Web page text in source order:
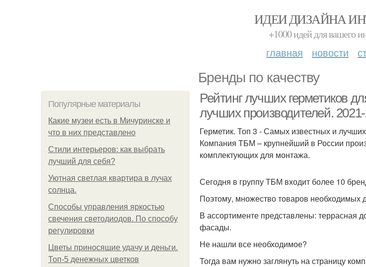
ИДЕИ ДИЗАЙНА
+1000 идей для вашего
главная новости
Бренды по качеству
Популярные материалы
Какие музеи есть в Мичуринске и
что в них представлено
Стили интерьеров: как выбрать
лучший для себя?
Уютная светлая квартира в лучах
солнца.
Способы управления яркостью
свечения светодиодов. По способу
регулировки
Цветы приносящие удачу и деньги.
Топ-5 денежных цветков
Рейтинг лучших герметиков
лучших производителей. 2021-
Герметик. Топ 3 - Самых известных и
Компания ТБМ – крупнейший в России
комплектующих для монтажа.
Сегодня в группу ТБМ входит более 10
Поэтому, множество товаров необходимых
В ассортименте представлены: террасная
фасады.
Не нашли все необходимое?
Тогда вам нужно заглянуть на страницу